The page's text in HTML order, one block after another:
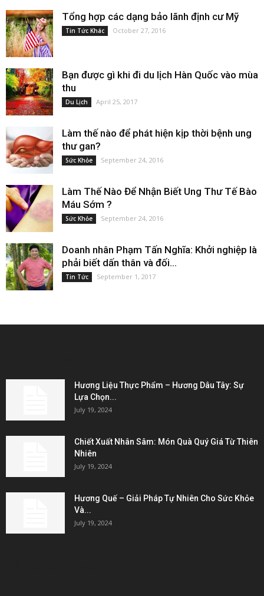
Tổng hợp các dạng bảo lãnh định cư Mỹ
Tin Tức Khác October 27, 2016
Bạn được gì khi đi du lịch Hàn Quốc vào mùa
thu
Du Lịch April 25, 2017
Làm thế nào để phát hiện kịp thời bệnh ung
thư gan?
Sức Khỏe September 24, 2016
Làm Thế Nào Để Nhận Biết Ung Thư Tế Bào
Máu Sớm ?
Sức Khỏe September 24, 2016
Doanh nhân Phạm Tấn Nghĩa: Khởi nghiệp là
phải biết dấn thân và đối...
Tin Tức September 1, 2017
Hương Liệu Thực Phẩm – Hương Dâu Tây: Sự
Lựa Chọn...
July 19, 2024
Chiết Xuất Nhân Sâm: Món Quà Quý Giá Từ Thiên
Nhiên
July 19, 2024
Hương Quế – Giải Pháp Tự Nhiên Cho Sức Khỏe
Và...
July 19, 2024